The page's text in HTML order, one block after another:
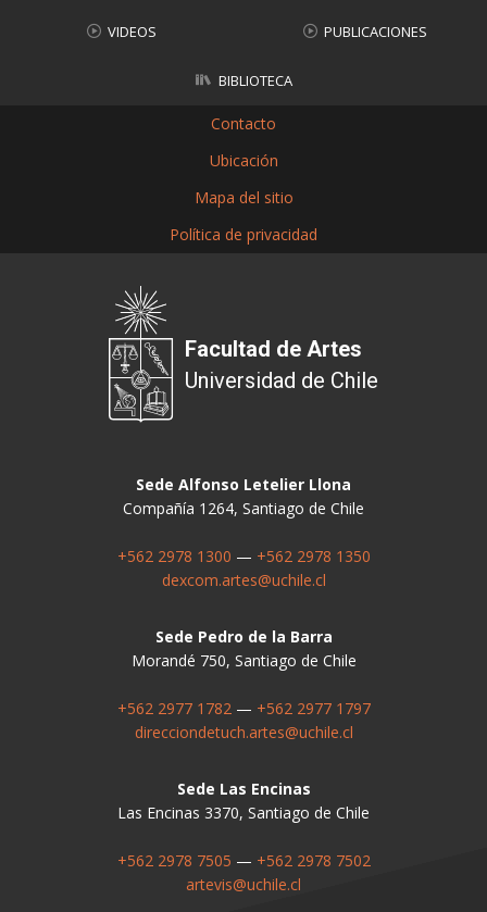
VIDEOS PUBLICACIONES
BIBLIOTECA
Contacto
Ubicación
Mapa del sitio
Política de privacidad
Facultad de Artes
Universidad de Chile
Sede Alfonso Letelier Llona
Compañía 1264, Santiago de Chile
+562 2978 1300 — +562 2978 1350
dexcom.artes@uchile.cl
Sede Pedro de la Barra
Morandé 750, Santiago de Chile
+562 2977 1782— +562 2977 1797
direcciondetuch.artes@uchile.cl
Sede Las Encinas
Las Encinas 3370, Santiago de Chile
+562 2978 7505 — +562 2978 7502
artevis@uchile.cl